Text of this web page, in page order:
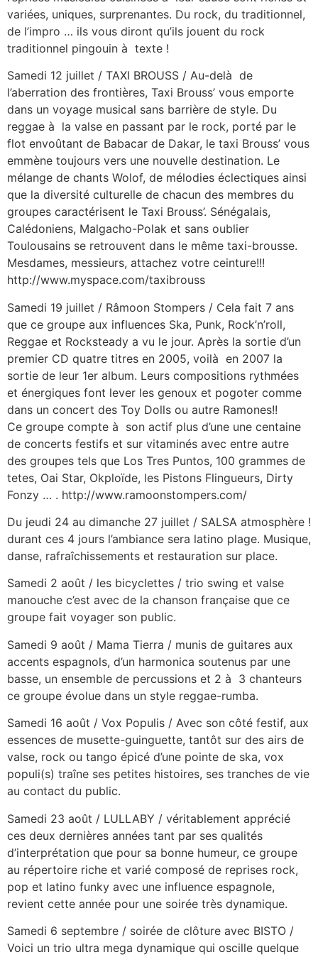
variées, uniques, surprenantes. Du rock, du traditionnel,
de l’impro … ils vous diront qu’ils jouent du rock
traditionnel pingouin à texte !
Samedi 12 juillet / TAXI BROUSS / Au-delà de
l’aberration des frontières, Taxi Brouss’ vous emporte
dans un voyage musical sans barrière de style. Du
reggae à la valse en passant par le rock, porté par le
flot envoûtant de Babacar de Dakar, le taxi Brouss’ vous
emmène toujours vers une nouvelle destination. Le
mélange de chants Wolof, de mélodies éclectiques ainsi
que la diversité culturelle de chacun des membres du
groupes caractérisent le Taxi Brouss’. Sénégalais,
Calédoniens, Malgacho-Polak et sans oublier
Toulousains se retrouvent dans le même taxi-brousse.
Mesdames, messieurs, attachez votre ceinture!!!
http://www.myspace.com/taxibrouss
Samedi 19 juillet / Râmoon Stompers / Cela fait 7 ans
que ce groupe aux influences Ska, Punk, Rock’n’roll,
Reggae et Rocksteady a vu le jour. Après la sortie d’un
premier CD quatre titres en 2005, voilà en 2007 la
sortie de leur 1er album. Leurs compositions rythmées
et énergiques font lever les genoux et pogoter comme
dans un concert des Toy Dolls ou autre Ramones!!
Ce groupe compte à son actif plus d’une une centaine
de concerts festifs et sur vitaminés avec entre autre
des groupes tels que Los Tres Puntos, 100 grammes de
tetes, Oai Star, Okploïde, les Pistons Flingueurs, Dirty
Fonzy … . http://www.ramoonstompers.com/
Du jeudi 24 au dimanche 27 juillet / SALSA atmosphère !
durant ces 4 jours l’ambiance sera latino plage. Musique,
danse, rafraîchissements et restauration sur place.
Samedi 2 août / les bicyclettes / trio swing et valse
manouche c’est avec de la chanson française que ce
groupe fait voyager son public.
Samedi 9 août / Mama Tierra / munis de guitares aux
accents espagnols, d’un harmonica soutenus par une
basse, un ensemble de percussions et 2 à 3 chanteurs
ce groupe évolue dans un style reggae-rumba.
Samedi 16 août / Vox Populis / Avec son côté festif, aux
essences de musette-guinguette, tantôt sur des airs de
valse, rock ou tango épicé d’une pointe de ska, vox
populi(s) traîne ses petites histoires, ses tranches de vie
au contact du public.
Samedi 23 août / LULLABY / véritablement apprécié
ces deux dernières années tant par ses qualités
d’interprétation que pour sa bonne humeur, ce groupe
au répertoire riche et varié composé de reprises rock,
pop et latino funky avec une influence espagnole,
revient cette année pour une soirée très dynamique.
Samedi 6 septembre / soirée de clôture avec BISTO /
Voici un trio ultra mega dynamique qui oscille quelque